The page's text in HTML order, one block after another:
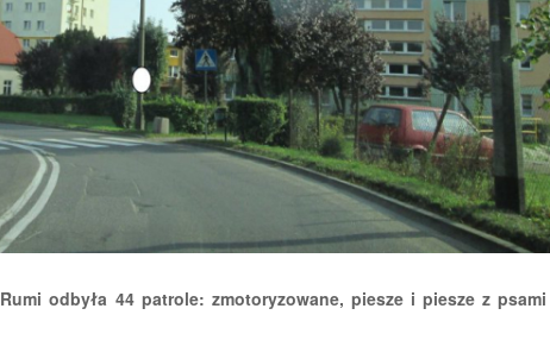
odbyła 44 patrole: zmotoryzowane, piesze i piesze z psami